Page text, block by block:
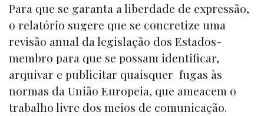
Para que se garanta a liberdade de expressão,
o relatório sugere que se concretize uma
revisão anual da legislação dos Estados-
membro para que se possam identificar,
arquivar e publicitar quaisquer fugas às
normas da União Europeia, que ameacem o
trabalho livre dos meios de comunicação.